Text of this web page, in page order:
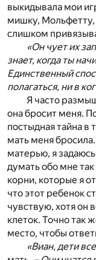
выкидывала мои
мишку,
слишком
«Он чует их
знает, когда ты
Единственный
полагаться, ни в
Я часто
она бросит меня.
постыдная тайна в
мать меня
матерью, я
думать обо мне
корни, которые я
что этот ребенок
чувствую, хотя он
клеток. Точно так
место, чтобы
«Виан, дети